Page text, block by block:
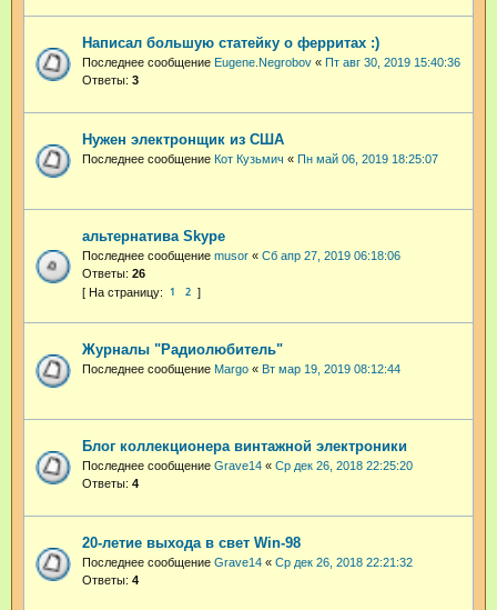
Написал большую статейку о ферритах :)
Последнее сообщение Eugene.Negrobov « Пт авг 30, 2019 15:40:36
Ответы: 3
Нужен электронщик из США
Последнее сообщение Кот Кузьмич « Пн май 06, 2019 18:25:07
альтернатива Skype
Последнее сообщение musor « Сб апр 27, 2019 06:18:06
Ответы: 26
1 2
Журналы "Радиолюбитель"
Последнее сообщение Margo « Вт мар 19, 2019 08:12:44
Блог коллекционера винтажной электроники
Последнее сообщение Grave14 « Ср дек 26, 2018 22:25:20
Ответы: 4
20-летие выхода в свет Win-98
Последнее сообщение Grave14 « Ср дек 26, 2018 22:21:32
Ответы: 4